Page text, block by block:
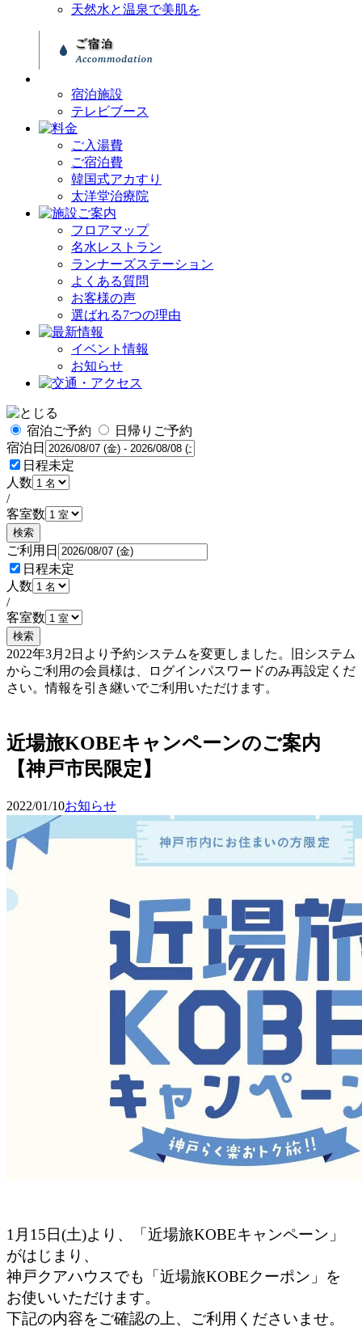
天然水と温泉で美肌を
宿泊施設
テレビブース
ご入湯費
ご宿泊費
韓国式アカすり
太洋堂治療院
フロアマップ
名水レストラン
ランナーズステーション
よくある質問
お客様の声
選ばれる7つの理由
イベント情報
お知らせ
宿泊ご予約
日帰りご予約
宿泊日
日程未定
人数
/
客室数
検索
ご利用日
日程未定
人数
/
客室数
検索
2022年3月2日より予約システムを変更しました。旧システム
からご利用の会員様は、ログインパスワードのみ再設定くだ
さい。情報を引き継いでご利用いただけます。
近場旅KOBEキャンペーンのご案内
【神戸市民限定】
2022/01/10お知らせ
1月15日(土)より、「近場旅KOBEキャンペーン」
がはじまり、
神戸クアハウスでも「近場旅KOBEクーポン」を
お使いいただけます。
下記の内容をご確認の上、ご利用くださいませ。